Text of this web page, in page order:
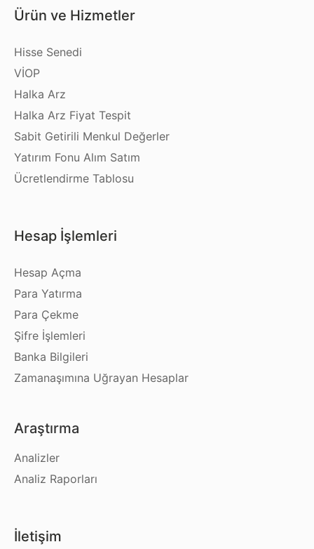
Ürün ve Hizmetler
Hisse Senedi
VİOP
Halka Arz
Halka Arz Fiyat Tespit
Sabit Getirili Menkul Değerler
Yatırım Fonu Alım Satım
Ücretlendirme Tablosu
Hesap İşlemleri
Hesap Açma
Para Yatırma
Para Çekme
Şifre İşlemleri
Banka Bilgileri
Zamanaşımına Uğrayan Hesaplar
Araştırma
Analizler
Analiz Raporları
İletişim